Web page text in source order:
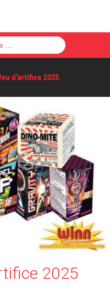
d'artifice 2025
2025